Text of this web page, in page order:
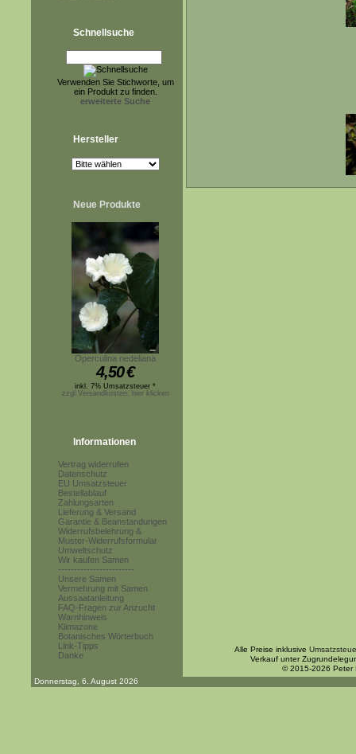
Schnellsuche
Verwenden Sie Stichworte, um
ein Produkt zu finden.
erweiterte Suche
Hersteller
Neue Produkte
Operculina riedeliana
4,50€
inkl. 7% Umsatzsteuer *
zzgl.Versandkosten, hier klicken
Informationen
Vertrag widerrufen
Datenschutz
EU Umsatzsteuer
Bestellablauf
Zahlungsarten
Lieferung & Versand
Garantie & Beanstandungen
Widerrufsbelehrung &
Muster-Widerrufsformular
Umweltschutz
Wir kaufen Samen
------------------------
Unsere Samen
Vermehrung mit Samen
Aussaatanleitung
FAQ-Fragen zur Anzucht
Warnhinweis
Klimazone
Botanisches Wörterbuch
Link-Tipps
Danke
Alle Preise inklusive
Verkauf unter
© 2015-2026 Peter
Donnerstag, 6. August 2026